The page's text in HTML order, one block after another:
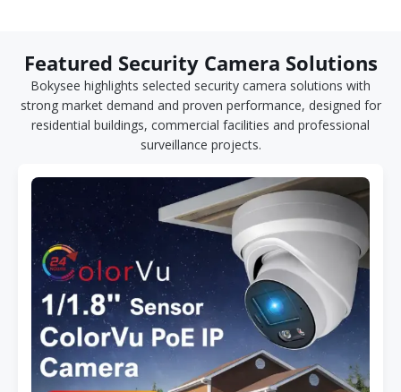
Featured Security Camera Solutions
Bokysee highlights selected security camera solutions with
strong market demand and proven performance, designed for
residential buildings, commercial facilities and professional
surveillance projects.